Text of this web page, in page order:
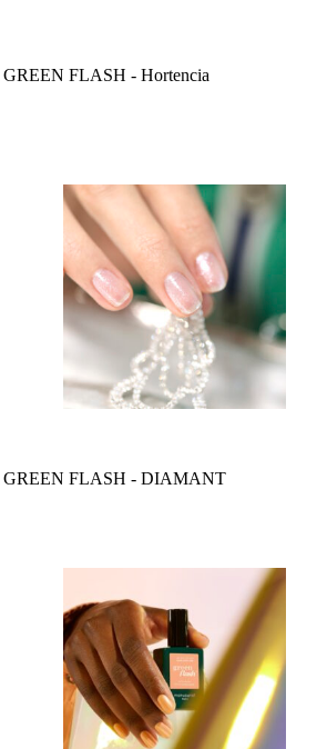
GREEN FLASH - Hortencia
GREEN FLASH - DIAMANT